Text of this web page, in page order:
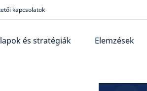
kapcsolatok
és stratégiák Elemzések